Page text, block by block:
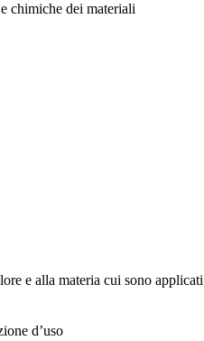
chimiche dei materiali
e alla materia cui sono applicati
d’uso